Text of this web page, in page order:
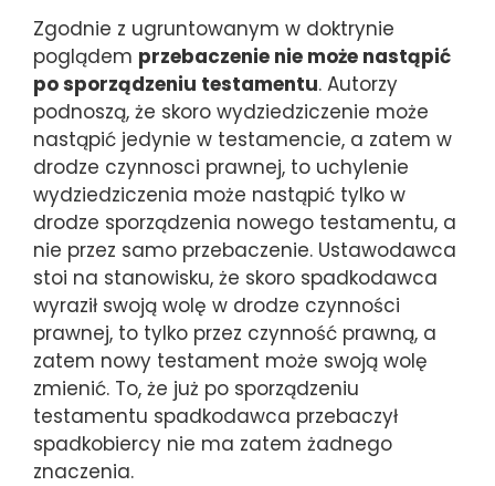
Zgodnie z ugruntowanym w doktrynie
poglądem przebaczenie nie może nastąpić
po sporządzeniu testamentu. Autorzy
podnoszą, że skoro wydziedziczenie może
nastąpić jedynie w testamencie, a zatem w
drodze czynnosci prawnej, to uchylenie
wydziedziczenia może nastąpić tylko w
drodze sporządzenia nowego testamentu, a
nie przez samo przebaczenie. Ustawodawca
stoi na stanowisku, że skoro spadkodawca
wyraził swoją wolę w drodze czynności
prawnej, to tylko przez czynność prawną, a
zatem nowy testament może swoją wolę
zmienić. To, że już po sporządzeniu
testamentu spadkodawca przebaczył
spadkobiercy nie ma zatem żadnego
znaczenia.